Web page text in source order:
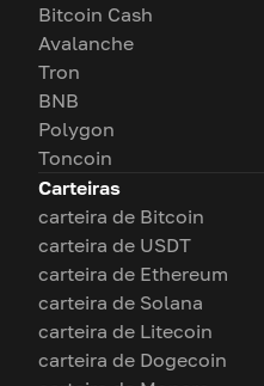
Bitcoin Cash
Avalanche
Tron
BNB
Polygon
Toncoin
Carteiras
carteira de Bitcoin
carteira de USDT
carteira de Ethereum
carteira de Solana
carteira de Litecoin
carteira de Dogecoin